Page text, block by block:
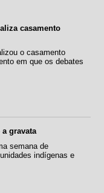
casamento
o casamento
em que os debates
gravata
semana de
indígenas e